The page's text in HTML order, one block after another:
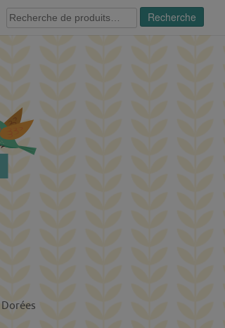
Recherche
pour :
Recherche
Dorées